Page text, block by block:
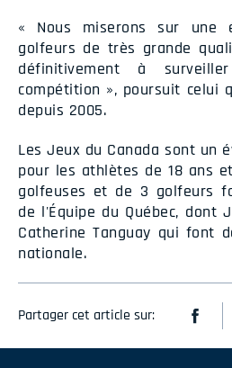
« Nous miserons sur une
golfeurs de très grande
définitivement à
compétition », poursuit celui
depuis 2005.
Les Jeux du Canada sont un
pour les athlètes de 18 ans
golfeuses et de 3 golfeurs
de l'Équipe du Québec, dont
Catherine Tanguay qui font
nationale.
Partager cet article sur: